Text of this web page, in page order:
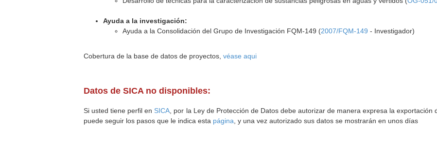
Ayuda a la investigación:
Ayuda a la Consolidación del Grupo de Investigación FQM-149 (2007/FQM-149 - Investigador)
Cobertura de la base de datos de proyectos,véase aqui
Datos de SICA no disponibles:
Si usted tiene perfil en SICA , por la Ley de Protección de Datos debe autorizar de manera expresa la
puede seguir los pasos que le indica esta página , y una vez autorizado sus datos se mostrarán en unos días